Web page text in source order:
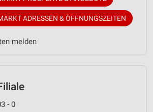
ADRESSEN & ÖFFNUNGSZEITEN
melden
- 0